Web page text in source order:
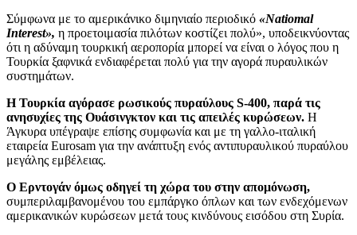
Σύμφωνα με το αμερικάνικο διμηνιαίο περιοδικό «Natiomal
Interest», η προετοιμασία πιλότων κοστίζει πολύ», υποδεικνύοντας
ότι η αδύναμη τουρκική αεροπορία μπορεί να είναι ο λόγος που η
Τουρκία ξαφνικά ενδιαφέρεται πολύ για την αγορά πυραυλικών
συστημάτων.
Η Τουρκία αγόρασε ρωσικούς πυραύλους S-400, παρά τις
ανησυχίες της Ουάσινγκτον και τις απειλές κυρώσεων. Η
Άγκυρα υπέγραψε επίσης συμφωνία και με τη γαλλο-ιταλική
εταιρεία Eurosam για την ανάπτυξη ενός αντιπυραυλικού πυραύλου
μεγάλης εμβέλειας.
Ο Ερντογάν όμως οδηγεί τη χώρα του στην απομόνωση,
συμπεριλαμβανομένου του εμπάργκο όπλων και των ενδεχόμενων
αμερικανικών κυρώσεων μετά τους κινδύνους εισόδου στη Συρία.